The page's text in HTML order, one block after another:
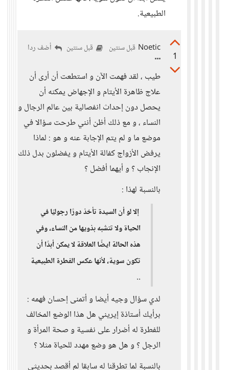
الطبيعية.
1
Noetic قبل سنتين قبل سنتين أضف ردا
طيب ، لقد فهمت الآن و استطعت أن أرى أن
علاج ظاهرة الأيتام و الإجهاض يمكنه أن
يحصل دون إحداث انفصالية بين عالم الرجال و
النساء ، و مع ذلك أظن أنني طرحت سؤالا في
موضع ما و لم يتم الإجابة عنه و هو : لماذا
يرفض الأزواج كفالة الأيتام و يفضلون بدل ذلك
الإنجاب ؟ و أيهما أفضل ؟
بالنسبة لهذا :
إلا لو أن السيدة تأخذ دورًا رجوليًا في
الحياة ولا تتشبه بذويها من النساء، وفي
هذه الحالة ايضًا العلاقة لا يمكن أبدًا أن
تكون سوية، لأنها عكس الفطرة الطبيعية
..
لدي سؤال وجيه أيضا و أتمنى إحسان فهمه :
برأيك أستاذة إيريني هل هذا الوضع المخالف
للفطرة له أضرار على نفسية و صحة المرأة و
الرجل ؟ و هل هو وضع مهدد للحياة مثلا ؟
بالنسبة لما تطرقنا له سابقا لم أقصد بحديثي